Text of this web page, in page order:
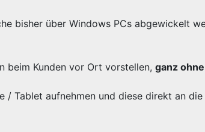
bisher über Windows PCs abgewickelt
beim Kunden vor Ort vorstellen, ganz
Tablet aufnehmen und diese direkt an